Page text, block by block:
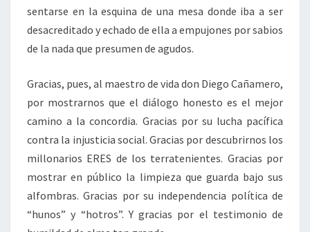
sentarse en la esquina de una mesa donde iba a ser
desacreditado y echado de ella a empujones por sabios
de la nada que presumen de agudos.
Gracias, pues, al maestro de vida don Diego Cañamero,
por mostrarnos que el diálogo honesto es el mejor
camino a la concordia. Gracias por su lucha pacífica
contra la injusticia social. Gracias por descubrirnos los
millonarios ERES de los terratenientes. Gracias por
mostrar en público la limpieza que guarda bajo sus
alfombras. Gracias por su independencia política de
“hunos” y “hotros”. Y gracias por el testimonio de